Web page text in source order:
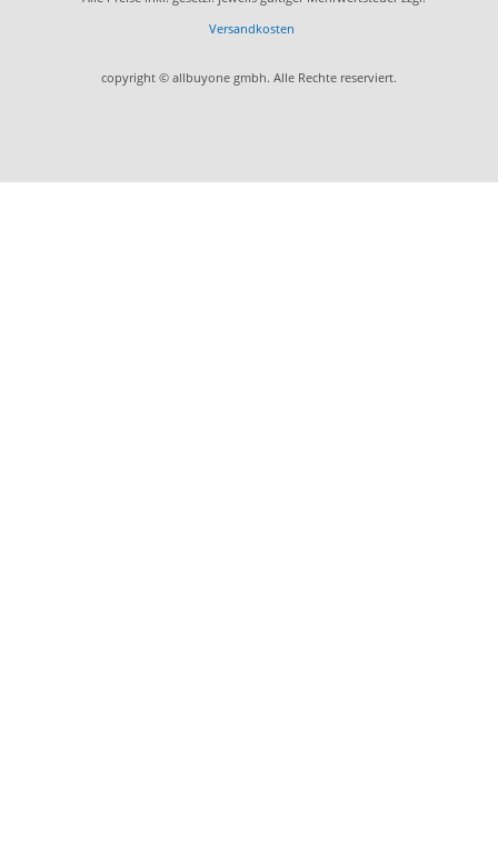
Versandkosten
copyright © allbuyone gmbh. Alle Rechte reserviert.